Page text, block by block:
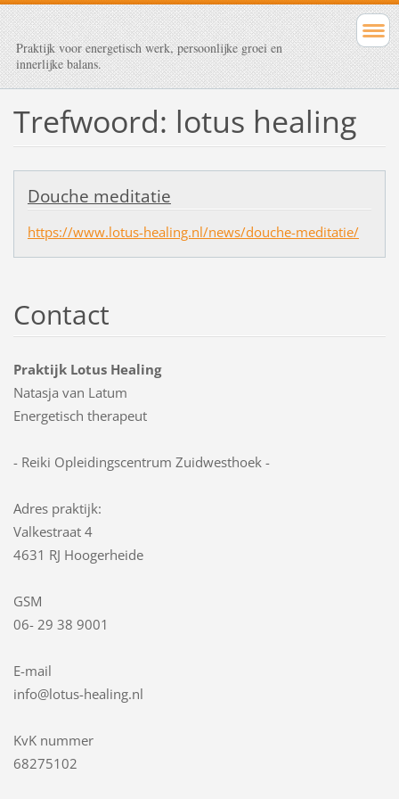
Praktijk voor energetisch werk, persoonlijke groei en
innerlijke balans.
Trefwoord: lotus healing
Douche meditatie
https://www.lotus-healing.nl/news/douche-meditatie/
Contact
Praktijk Lotus Healing
Natasja van Latum
Energetisch therapeut
- Reiki Opleidingscentrum Zuidwesthoek -
Adres praktijk:
Valkestraat 4
4631 RJ Hoogerheide
GSM
06- 29 38 9001
E-mail
info@lotus-healing.nl
KvK nummer
68275102